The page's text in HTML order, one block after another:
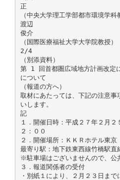
正
（中央大学理工学部都市環境学科
渡辺
俊介
（国際医療福祉大学大学院教授）
2/4
（別添資料）
第 1 回首都圏広域地方計画改定
について
（報道の方へ）
取材にあたっては、下記の注意事
いします。
記
１．開催日時：平成２７年２月
２：００
２．開催場所：ＫＫＲホテル東京
最寄り駅：地下鉄東西線竹橋駅直
※駐車場はございませんので、公
３．報道関係者の受付
・別紙１により、２月２３日ま